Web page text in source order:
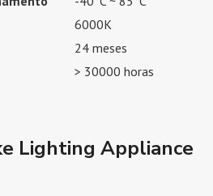
6000K
24 meses
> 30000 horas
Lighting Appliance